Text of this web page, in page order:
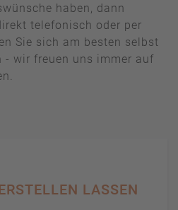
haben, dann
telefonisch oder per
Sie sich am besten selbst
- wir freuen uns immer auf
LASSEN